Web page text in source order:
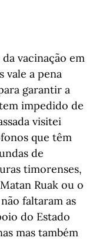
vacinação em
vale a pena
garantir a
impedido de
visitei
que têm
de
timorenses,
Ruak ou o
faltaram as
do Estado
mas também